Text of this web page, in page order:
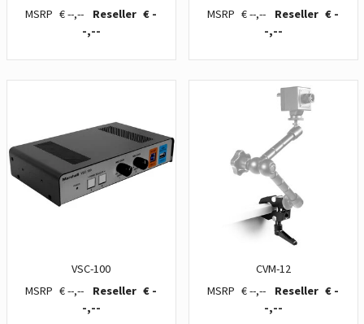
€ --,--
€ -
-,--
€ --,--
€ -
-,--
VSC-100
€ --,--
€ -
-,--
CVM-12
€ --,--
€ -
-,--